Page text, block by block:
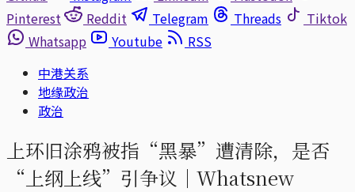
Pinterest
Reddit Telegram Threads
Tiktok
Whatsapp
Youtube
RSS
中港关系
地缘政治
政治
上环旧涂鸦被指“黑暴”遭清除，是否
“上纲上线”引争议｜Whatsnew